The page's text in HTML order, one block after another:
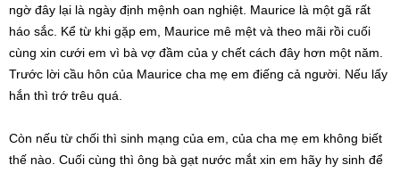
ngờ đây lại là ngày định mệnh oan nghiệt. Maurice là một gã rất
háo sắc. Kể từ khi gặp em, Maurice mê mệt và theo mãi rồi cuối
cùng xin cưới em vì bà vợ đầm của y chết cách đây hơn một năm.
Trước lời cầu hôn của Maurice cha mẹ em điếng cả người. Nếu lấy
hắn thì trớ trêu quá.
Còn nếu từ chối thì sinh mạng của em, của cha mẹ em không biết
thế nào. Cuối cùng thì ông bà gạt nước mắt xin em hãy hy sinh để